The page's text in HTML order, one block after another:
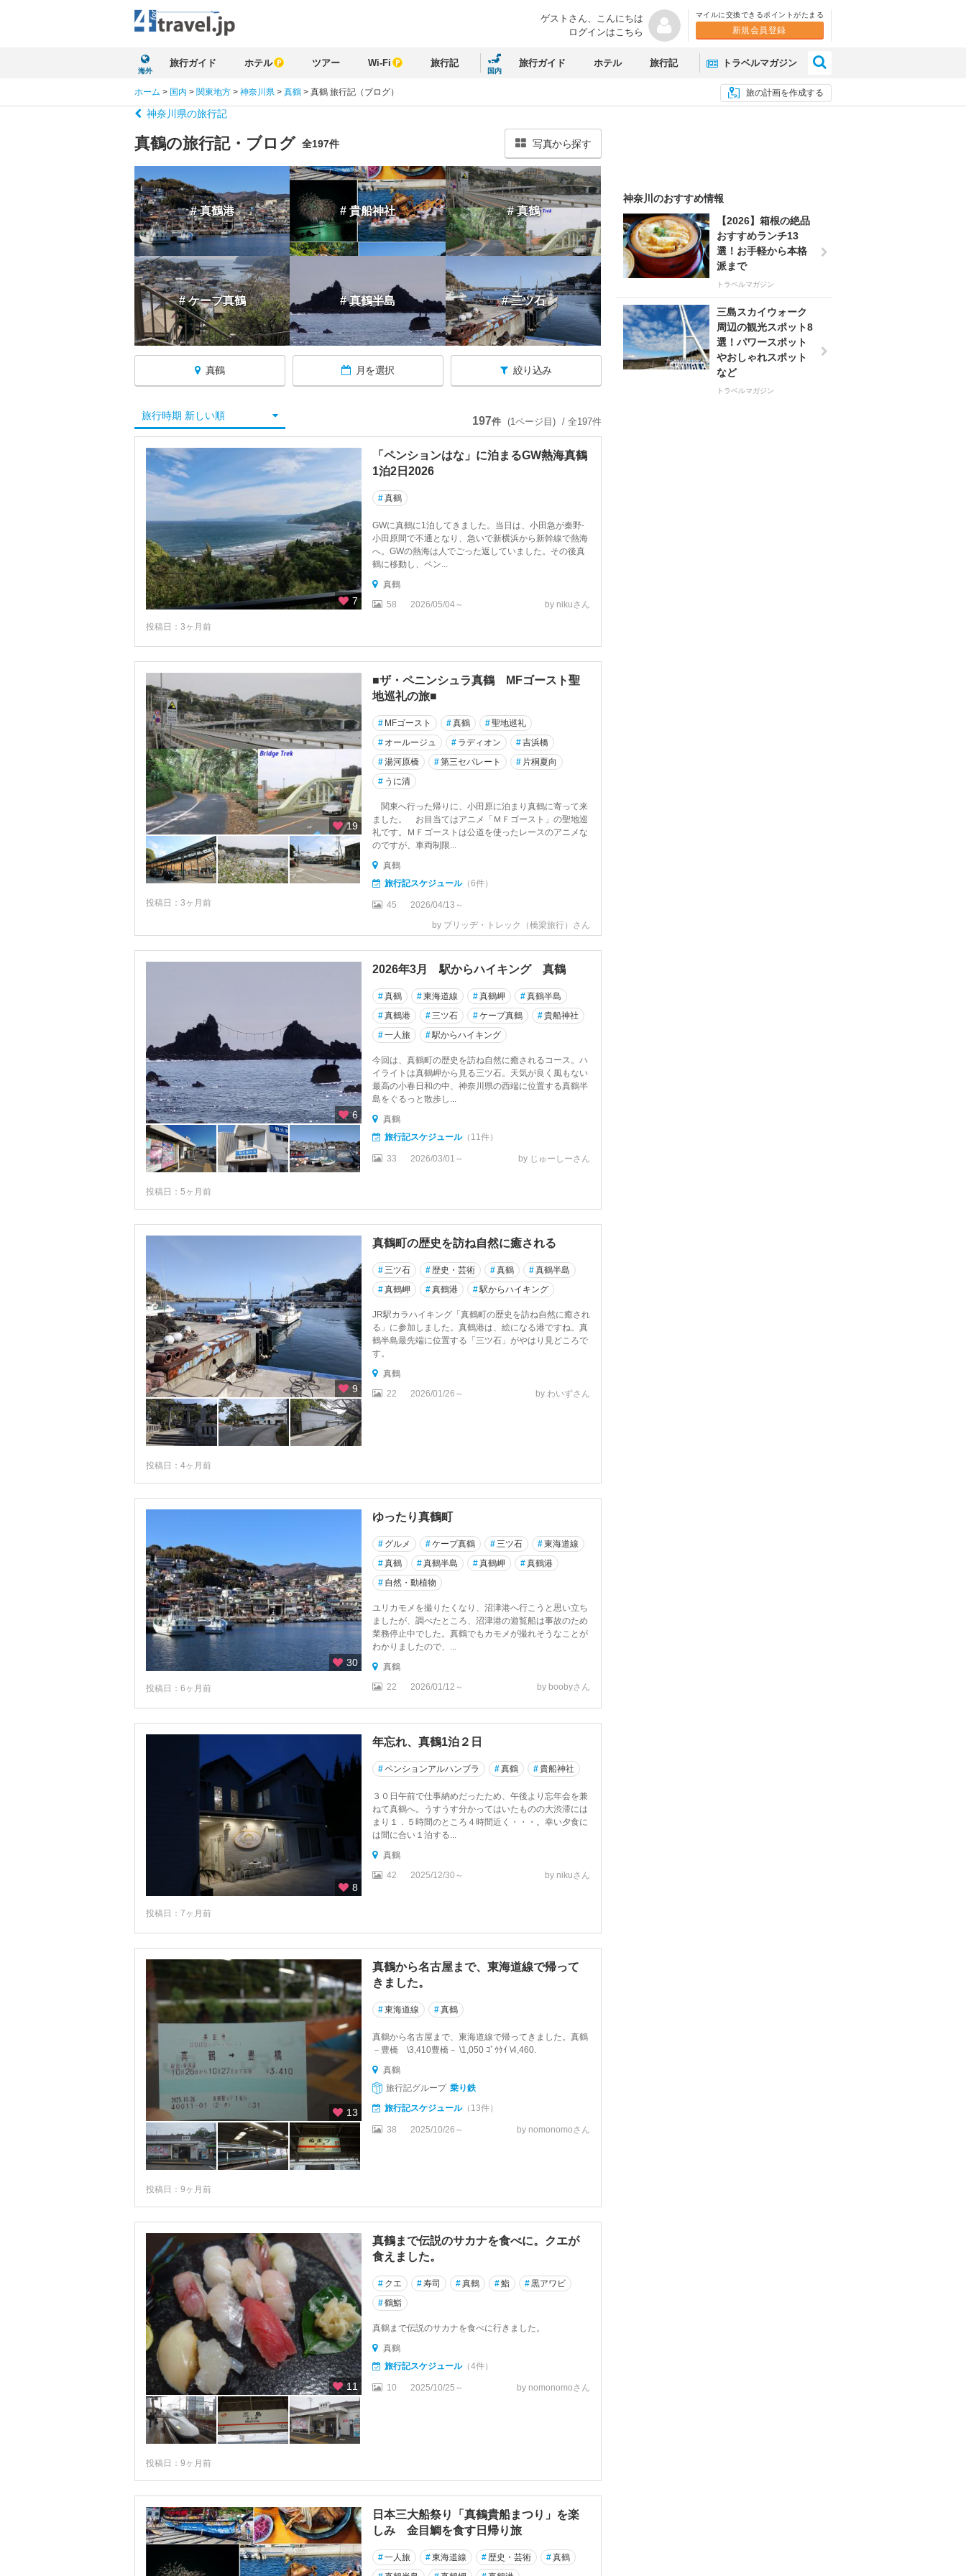
ゲストさん、 こんにちは
ログインはこちら
マイルに交換できるポイントがたまる
新規会員登録
海外
旅行ガイド ホテル ツアー Wi-Fi 旅行記
国内
旅行ガイド ホテル 旅行記 トラベルマガジン
旅の計画を作成する
ホーム > 国内 > 関東地方 > 神奈川県 > 真鶴 > 真鶴 旅行記（ブログ）
神奈川県の旅行記
真鶴の旅行記・ブログ 全197件 写真から探す
# 真鶴港 # 貴船神社 # 真鶴
# ケープ真鶴 # 真鶴半島 # 三ツ石
真鶴 月を選択 絞り込み
神奈川へ戻る
神奈川すべて
横浜
川崎
横須賀・三浦半島
鎌倉・湘南
相模原・厚木・丹沢
小田原・真鶴・湯河原
小田原
真鶴
箱根
旅行時期 新しい順 197件 (1ページ目) / 全197件
7
投稿日：3ヶ月前
「ペンションはな」に泊まるGW熱海真鶴
1泊2日2026
#真鶴
GWに真鶴に1泊してきました。当日は、小田急が秦野-
小田原間で不通となり、急いで新横浜から新幹線で熱海
へ。GWの熱海は人でごった返していました。その後真
鶴に移動し、ペン...
真鶴
58
2026/05/04～ by nikuさん
19
投稿日：3ヶ月前
■ザ・ペニンシュラ真鶴 MFゴースト聖
地巡礼の旅■
# MFゴースト #真鶴 #聖地巡礼
# オールージュ # ラディオン #吉浜橋
#湯河原橋 #第三セパレート # 片桐夏向
# うに清
関東へ行った帰りに、小田原に泊まり真鶴に寄って来
ました。 お目当てはアニメ「ＭＦゴースト」の聖地巡
礼です。ＭＦゴーストは公道を使ったレースのアニメな
のですが、車両制限...
真鶴
旅行記スケジュール（6件）
45
2026/04/13～
by ブリッヂ・トレック（橋梁旅行）さん
6
投稿日：5ヶ月前
2026年3月 駅からハイキング 真鶴
#真鶴 #東海道線 #真鶴岬 #真鶴半島
#真鶴港 #三ツ石 #ケープ真鶴 #貴船神社
#一人旅 #駅からハイキング
今回は、真鶴町の歴史を訪ね自然に癒されるコース。ハ
イライトは真鶴岬から見る三ツ石。天気が良く風もない
最高の小春日和の中、神奈川県の西端に位置する真鶴半
島をぐるっと散歩し...
真鶴
旅行記スケジュール（11件）
33 2026/03/01～ by じゅーしーさん
9
投稿日：4ヶ月前
真鶴町の歴史を訪ね自然に癒される
#三ツ石 #歴史・芸術 #真鶴 #真鶴半島
#真鶴岬 #真鶴港 #駅からハイキング
JR駅カラハイキング「真鶴町の歴史を訪ね自然に癒され
る」に参加しました。真鶴港は、絵になる港ですね。真
鶴半島最先端に位置する「三ツ石」がやはり見どころで
す。
真鶴
22
2026/01/26～ by わいずさん
30
投稿日：6ヶ月前
ゆったり真鶴町
# グルメ #ケープ真鶴 #三ツ石 #東海道線
#真鶴 #真鶴半島 #真鶴岬 #真鶴港
# 自然・動植物
ユリカモメを撮りたくなり、沼津港へ行こうと思い立ち
ましたが、調べたところ、沼津港の遊覧船は事故のため
業務停止中でした。真鶴でもカモメが撮れそうなことが
わかりましたので、...
真鶴
22
2026/01/12～ by boobyさん
8
投稿日：7ヶ月前
年忘れ、真鶴1泊２日
#ペンションアルハンブラ #真鶴 #貴船神社
３０日午前で仕事納めだったため、午後より忘年会を兼
ねて真鶴へ。うすうす分かってはいたものの大渋滞には
まり１．５時間のところ４時間近く・・・。幸い夕食に
は間に合い１泊する...
真鶴
42
2025/12/30～ by nikuさん
13
投稿日：9ヶ月前
真鶴から名古屋まで、東海道線で帰って
きました。
#東海道線 #真鶴
真鶴から名古屋まで、東海道線で帰ってきました。真鶴
－豊橋 \3,410豊橋－ \1,050 ｺﾞｳｹｲ \4,460.
真鶴
旅行記グループ 乗り鉄
旅行記スケジュール（13件）
38 2025/10/26～ by nomonomoさん
11
投稿日：9ヶ月前
真鶴まで伝説のサカナを食べに。クエが
食えました。
# クエ #寿司 #真鶴 #鮨 #黒アワビ
#鶴鮨
真鶴まで伝説のサカナを食べに行きました。
真鶴
旅行記スケジュール（4件）
10 2025/10/25～ by nomonomoさん
日本三大船祭り「真鶴貴船まつり」を楽
しみ 金目鯛を食す日帰り旅
#一人旅 #東海道線 #歴史・芸術 #真鶴
神奈川のおすすめ情報
【2026】箱根の絶品
おすすめランチ13
選！お手軽から本格
派まで
トラベルマガジン
三島スカイウォーク
周辺の観光スポット8
選！パワースポット
やおしゃれスポット
など
トラベルマガジン